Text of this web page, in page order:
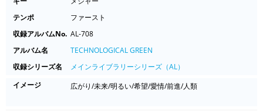
テンポ
ファースト
収録アルバムNo. AL-708
アルバム名
TECHNOLOGICAL GREEN
収録シリーズ名
メインライブラリーシリーズ（AL）
イメージ
広がり/未来/明るい/希望/愛情/前進/人類